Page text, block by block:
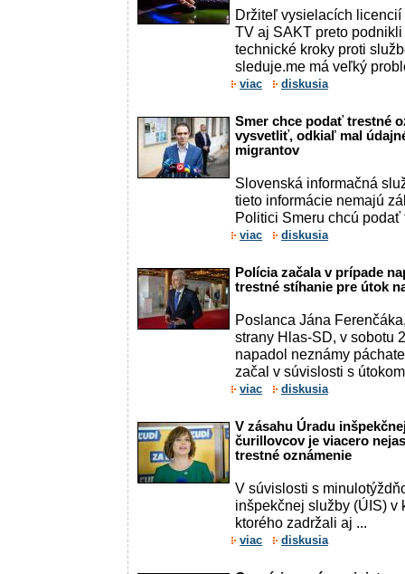
Držiteľ vysielacích
TV aj SAKT preto
technické kroky proti
sleduje.me má veľký
viac diskusia
Smer chce podať trestné
vysvetliť, odkiaľ mal
migrantov
Slovenská informačná
tieto informácie nemajú
Politici Smeru chcú podať
viac diskusia
Polícia začala v prípade
trestné stíhanie pre útok
Poslanca Jána
strany Hlas-SD, v sobotu
napadol neznámy
začal v súvislosti s
viac diskusia
V zásahu Úradu
čurillovcov je viacero
trestné oznámenie
V súvislosti s
inšpekčnej služby (ÚIS) v
ktorého zadržali aj ...
viac diskusia